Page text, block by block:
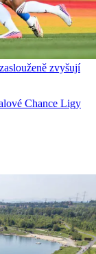
zvyšují
Chance Ligy